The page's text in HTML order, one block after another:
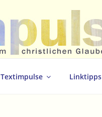
Textimpulse Linktipps